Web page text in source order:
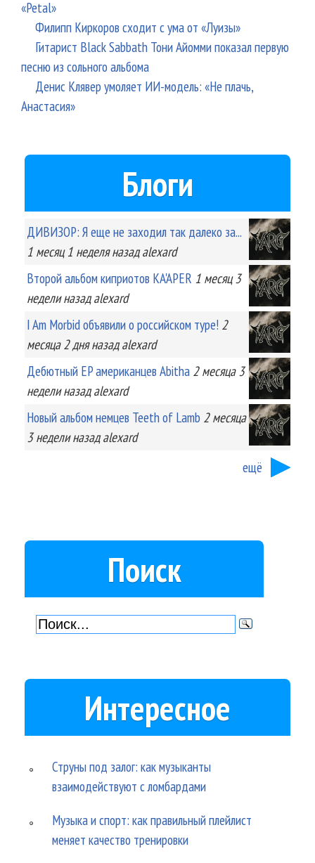
«Petal»
Филипп Киркоров сходит с ума от «Луизы»
Гитарист Black Sabbath Тони Айомми показал первую
песню из сольного альбома
Денис Клявер умоляет ИИ-модель: «Не плачь,
Анастасия»
Блоги
ДИВИЗОР: Я еще не заходил так далеко за...
1 месяц 1 неделяназад alexard
Второй альбом киприотов KA'APER 1 месяц 3
неделиназад alexard
I Am Morbid объявили о российском туре! 2
месяца 2 дняназад alexard
Дебютный EP американцев Abitha 2 месяца 3
неделиназад alexard
Новый альбом немцев Teeth of Lamb 2 месяца
3 неделиназад alexard
ещё
Поиск
Интересное
Струны под залог: как музыканты
взаимодействуют с ломбардами
Музыка и спорт: как правильный плейлист
меняет качество тренировки